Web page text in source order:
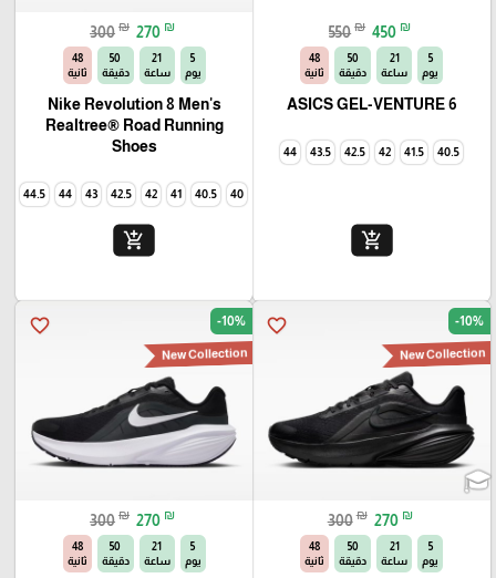
550 ₪ 450 ₪
5
يوم
21
ساعة
50
دقيقة
46
ثانية
ASICS GEL-VENTURE 6
40.5
41.5
42
42.5
43.5
44
add_shopping_cart
300 ₪ 270 ₪
5
يوم
21
ساعة
50
دقيقة
46
ثانية
Nike Revolution 8 Men's
Realtree® Road Running
Shoes
40
40.5
41
42
42.5
43
44
44.5
add_shopping_cart
favorite_border -10%
New Collection
300 ₪ 270 ₪
5
يوم
21
ساعة
50
دقيقة
46
ثانية
favorite_border -10%
New Collection
300 ₪ 270 ₪
5
يوم
21
ساعة
50
دقيقة
46
ثانية